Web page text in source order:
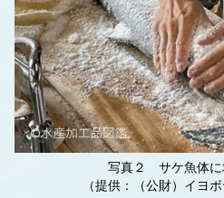
写真２ サケ魚体に
（提供：（公財）イヨ